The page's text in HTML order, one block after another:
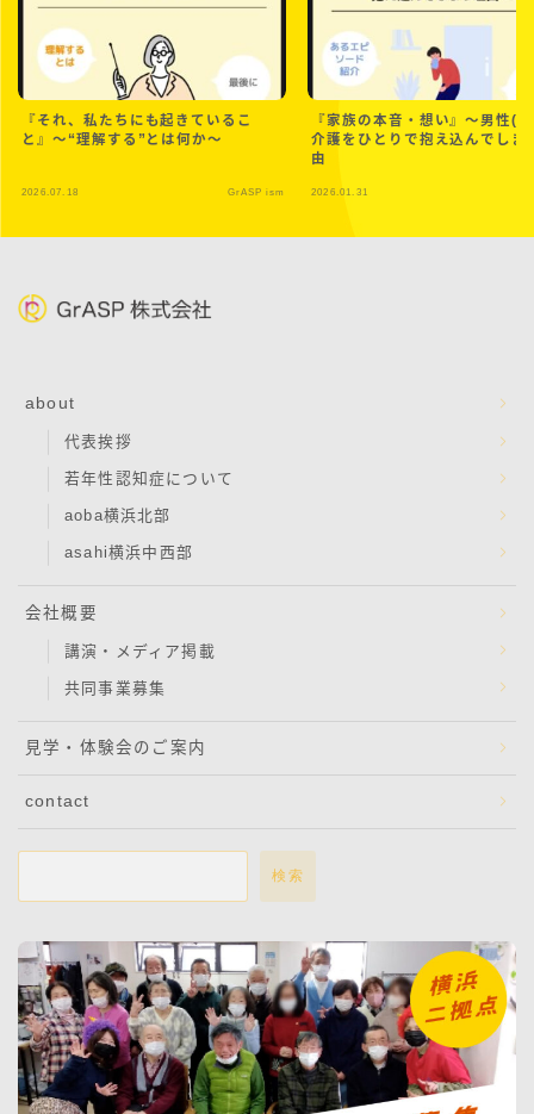
『それ、私たちにも起きているこ
と』〜“理解する”とは何か～
2026.07.18 GrASP ism
『家族の本音・想い』〜男性(
介護をひとりで抱え込んでしま
由
2026.01.31
about
代表挨拶
若年性認知症について
aoba横浜北部
asahi横浜中西部
会社概要
講演・メディア掲載
共同事業募集
見学・体験会のご案内
contact
検索